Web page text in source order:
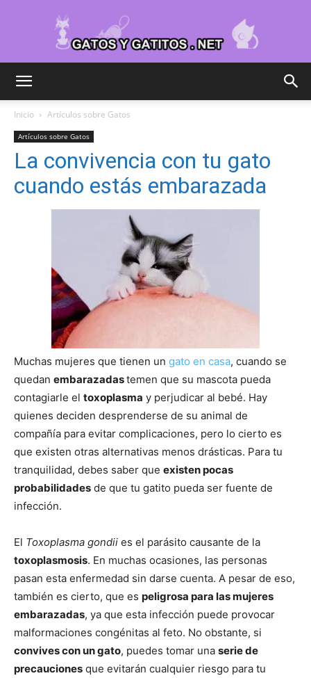
–
Fotos
Razas
Gatos
Inicio Artículos sobre Gatos
Artículos sobre Gatos
La convivencia con tu gato
cuando estás embarazada
Muchas mujeres que tienen un gato en casa, cuando se
quedan embarazadastemen que su mascota pueda
contagiarle el toxoplasma y perjudicar al bebé. Hay
quienes deciden desprenderse de su animal de
compañía para evitar complicaciones, pero lo cierto es
que existen otras alternativas menos drásticas. Para tu
tranquilidad, debes saber que existen pocas
probabilidades de que tu gatito pueda ser fuente de
infección.
El Toxoplasma gondii es el parásito causante de la
toxoplasmosis. En muchas ocasiones, las personas
pasan esta enfermedad sin darse cuenta. A pesar de eso,
también es cierto, que es peligrosa para las mujeres
embarazadas, ya que esta infección puede provocar
malformaciones congénitas al feto. No obstante, si
convives con un gato, puedes tomar una serie de
precauciones que evitarán cualquier riesgo para tu